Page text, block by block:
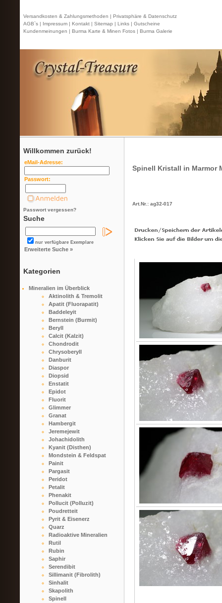
Versandkosten & Zahlungsmethoden | Privatsphäre & Datenschutz
AGB`s | Impressum | Kontakt | Sitemap | Links | Gutscheine
Kundenmeinungen | Burma Karte & Minen Fotos | Burma Galerie
Willkommen zurück!
eMail-Adresse:
Passwort:
Passwort vergessen?
Suche
nur verfügbare Exemplare
Erweiterte Suche »
Kategorien
Mineralien im Überblick
Aktinolith & Tremolit
Apatit (Fluorapatit)
Baddeleyit
Bernstein (Burmit)
Beryll
Calcit (Kalzit)
Chondrodit
Chrysoberyll
Danburit
Diaspor
Diopsid
Enstatit
Epidot
Fluorit
Glimmer
Granat
Hambergit
Jeremejewit
Johachidolith
Kyanit (Disthen)
Mondstein & Feldspat
Painit
Pargasit
Peridot
Petalit
Phenakit
Pollucit (Polluzit)
Poudretteit
Pyrit & Eisenerz
Quarz
Radioaktive Mineralien
Rutil
Rubin
Saphir
Serendibit
Sillimanit (Fibrolith)
Sinhalit
Skapolith
Spinell
Spinell Kristall in Marmor
Art.Nr.: ag32-017